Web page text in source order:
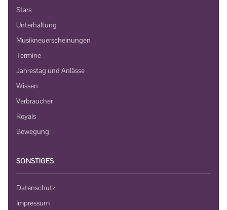
Stars
Unterhaltung
Musikneuerscheinungen
Termine
Jahrestag und Anlässe
Wissen
Verbraucher
Royals
Bewegung
SONSTIGES
Datenschutz
Impressum